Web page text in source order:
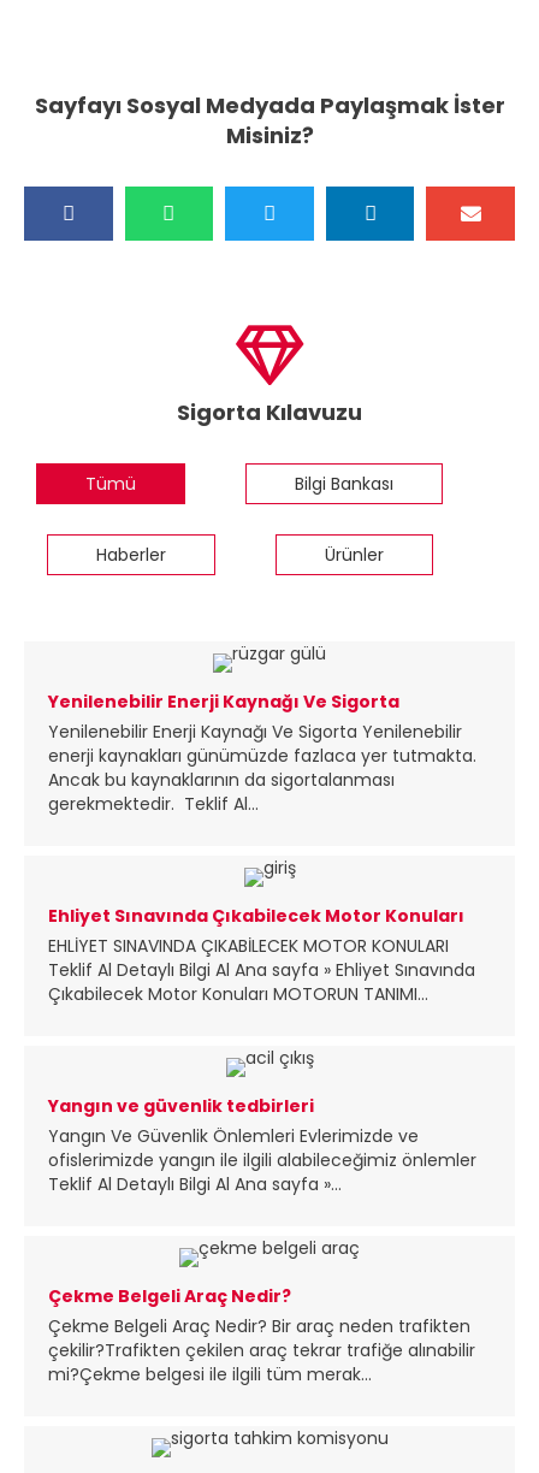
Sayfayı Sosyal Medyada Paylaşmak İster
Misiniz?
Sigorta Kılavuzu
Tümü Bilgi Bankası
Haberler Ürünler
Yenilenebilir Enerji Kaynağı Ve Sigorta
Yenilenebilir Enerji Kaynağı Ve Sigorta Yenilenebilir
enerji kaynakları günümüzde fazlaca yer tutmakta.
Ancak bu kaynaklarının da sigortalanması
gerekmektedir. Teklif Al...
Ehliyet Sınavında Çıkabilecek Motor Konuları
EHLİYET SINAVINDA ÇIKABİLECEK MOTOR KONULARI
Teklif Al Detaylı Bilgi Al Ana sayfa » Ehliyet Sınavında
Çıkabilecek Motor Konuları MOTORUN TANIMI...
Yangın ve güvenlik tedbirleri
Yangın Ve Güvenlik Önlemleri Evlerimizde ve
ofislerimizde yangın ile ilgili alabileceğimiz önlemler
Teklif Al Detaylı Bilgi Al Ana sayfa »...
Çekme Belgeli Araç Nedir?
Çekme Belgeli Araç Nedir? Bir araç neden trafikten
çekilir?Trafikten çekilen araç tekrar trafiğe alınabilir
mi?Çekme belgesi ile ilgili tüm merak...